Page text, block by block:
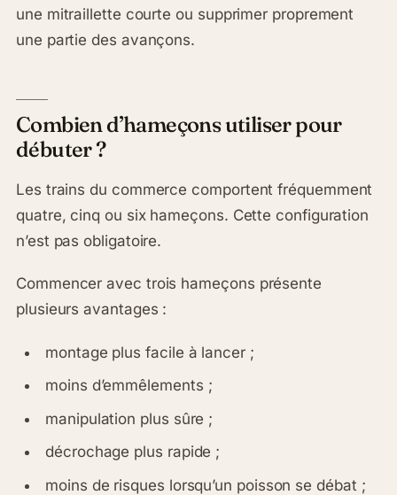
une mitraillette courte ou supprimer proprement
une partie des avançons.
Combien d’hameçons utiliser pour
débuter ?
Les trains du commerce comportent fréquemment
quatre, cinq ou six hameçons. Cette configuration
n’est pas obligatoire.
Commencer avec trois hameçons présente
plusieurs avantages :
montage plus facile à lancer ;
moins d’emmêlements ;
manipulation plus sûre ;
décrochage plus rapide ;
moins de risques lorsqu’un poisson se débat ;